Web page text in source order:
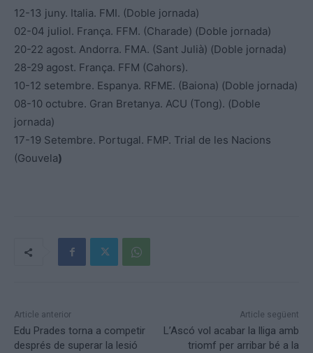
12-13 juny. Italia. FMI. (Doble jornada)
02-04 juliol. França. FFM. (Charade) (Doble jornada)
20-22 agost. Andorra. FMA. (Sant Julià) (Doble jornada)
28-29 agost. França. FFM (Cahors).
10-12 setembre. Espanya. RFME. (Baiona) (Doble jornada)
08-10 octubre. Gran Bretanya. ACU (Tong). (Doble
jornada)
17-19 Setembre. Portugal. FMP. Trial de les Nacions
(Gouvela)
Article anterior
Edu Prades torna a competir
després de superar la lesió
Article següent
L’Ascó vol acabar la lliga amb
triomf per arribar bé a la